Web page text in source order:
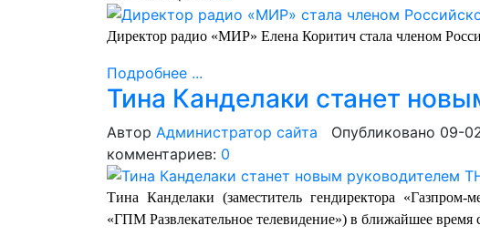
Директор радио «МИР» Елена Коритич стала членом
Подробнее ...
Тина Канделаки станет
Автор Администратор сайта Опубликовано 09-
комментариев: 0
Тина Канделаки (заместитель гендиректора
«ГПМ Развлекательное телевидение») в ближайшее время